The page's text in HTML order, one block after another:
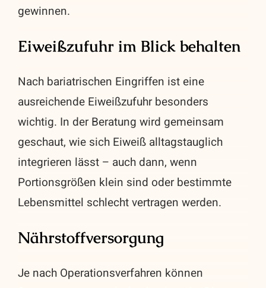
gewinnen.
Eiweißzufuhr im Blick behalten
Nach bariatrischen Eingriffen ist eine
ausreichende Eiweißzufuhr besonders
wichtig. In der Beratung wird gemeinsam
geschaut, wie sich Eiweiß alltagstauglich
integrieren lässt – auch dann, wenn
Portionsgrößen klein sind oder bestimmte
Lebensmittel schlecht vertragen werden.
Nährstoffversorgung
Je nach Operationsverfahren können